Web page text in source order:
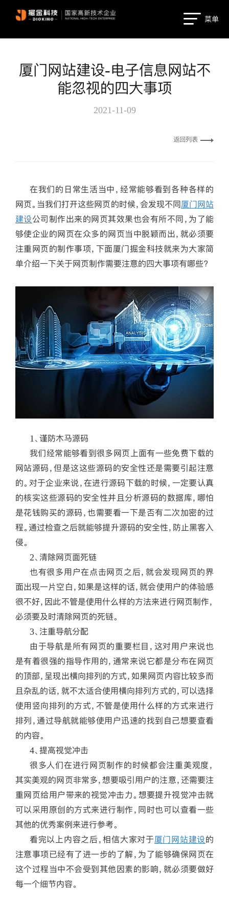
菜单
厦门网站建设-电子信息网站不
能忽视的四大事项
2021-11-09
返回列表
在我们的日常生活当中，经常能够看到各种各样的
网页。当我们打开这些网页的时候，会发现不同厦门网站
建设公司制作出来的网页其效果也会有所不同，为了能
够使企业的网页在众多的网页当中脱颖而出，就必须要
注重网页的制作事项，下面厦门掘金科技就来为大家简
单介绍一下关于网页制作需要注意的四大事项有哪些？
1、谨防木马源码
我们经常能够看到很多网页上面有一些免费下载的
网站源码，但是这这些源码的安全性还是需要引起注意
的。对于企业来说，在进行源码下载的时候，一定要认真
的核实这些源码的安全性并且分析源码的数据库，哪怕
是花钱购买的源码，也需要看一下是否有二次加密的过
程。通过检查之后就能够提升源码的安全性，防止黑客入
侵。
2、清除网页面死链
也有很多用户在点击网页之后，就会发现网页的界
面出现一片空白，如果是这样的话，就会使用户的体验感
很不好，因此不管是使用什么样的方法来进行网页制作，
必须要及时清除网页的死链。
3、注重导航分配
由于导航是所有网页的重要栏目，这对用户来说也
是有着很强的指导作用的，通常来说它都是分布在网页
的顶部，呈现出横向排列的方式，如果网页内容比较多而
且杂乱的话，就不太适合使用横向排列方式的，可以选择
使用竖向排列的方式，不管是使用什么样的方式来进行
排列，通过导航就能够使用户迅速的找到自己想要查看
的内容。
4、提高视觉冲击
很多人们在进行网页制作的时候都会注重美观度，
其实美观的网页非常多，想要吸引用户的注意，还需要注
重网页给用户带来的视觉冲击力。想要提升视觉冲击就
可以采用原创的方式来进行制作，同时也可以查看一些
其他的优秀案例来进行参考。
看完以上内容之后，相信大家对于厦门网站建设的
注意事项已经有了进一步的了解，为了能够确保网页在
这个过程当中不会受到其他因素的影响，就必须要做好
每一个细节内容。